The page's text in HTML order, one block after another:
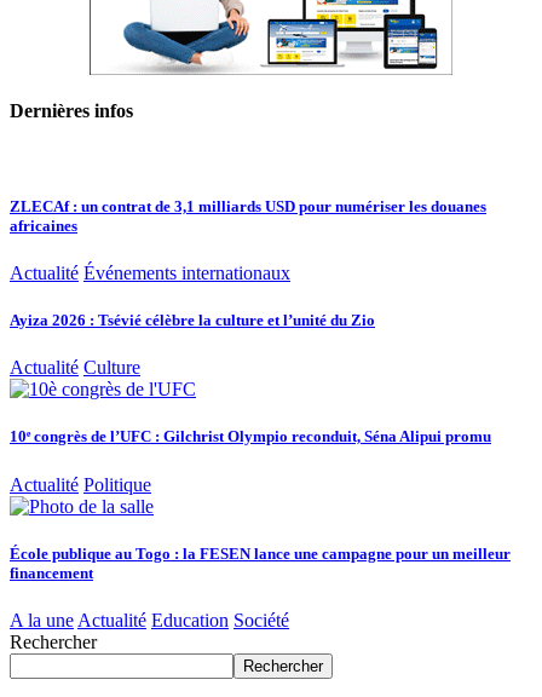
Dernières infos
ZLECAf : un contrat de 3,1 milliards USD pour numériser les douanes
africaines
Actualité Événements internationaux
Ayiza 2026 : Tsévié célèbre la culture et l’unité du Zio
Actualité Culture
10ᵉ congrès de l’UFC : Gilchrist Olympio reconduit, Séna Alipui promu
Actualité Politique
École publique au Togo : la FESEN lance une campagne pour un meilleur
financement
A la une Actualité Education Société
Rechercher
Rechercher